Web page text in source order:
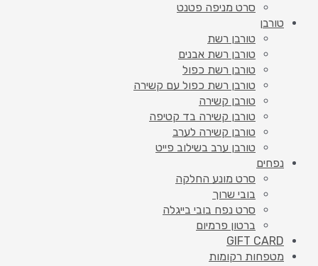
סרט מניפה פטנט
טורבן
טורבן רשת
טורבן רשת אבנים
טורבן רשת כפול
טורבן רשת כפול עם קשירה
טורבן קשירה
טורבן קשירה בד קטיפה
טורבן קשירה לערב
טורבן ערב בשילוב פייט
נפחים
סרט מונע החלקה
בובי שרוך
סרט נפח בובי בייגלה
ברטון פרמיום
GIFT CARD
מטפחות רקומות